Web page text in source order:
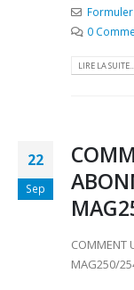
0
LIRE LA SUITE...
22
Sep
COMMENT
MAG250/